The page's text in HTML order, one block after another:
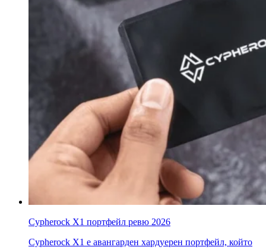
Cypherock X1 портфейл ревю 2026
Cypherock X1 е авангарден хардуерен портфейл, който